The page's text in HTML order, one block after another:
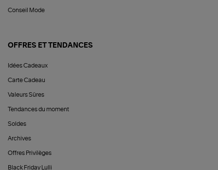
Conseil Mode
OFFRES ET TENDANCES
Idées Cadeaux
Carte Cadeau
Valeurs Sûres
Tendances du moment
Soldes
Archives
Offres Privilèges
Black Friday Lulli